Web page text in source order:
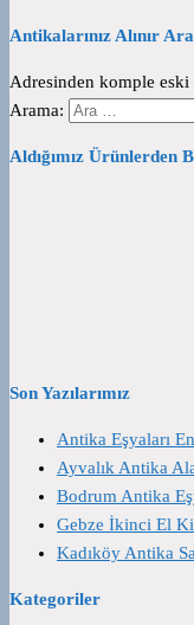
Antikalarınız Alınır
Adresinden komple
Arama:
Aldığımız Ürünlerden
Son Yazılarımız
Antika Eşyaları
Ayvalık Antika
Bodrum Antika
Gebze İkinci El
Kadıköy Antika
Kategoriler